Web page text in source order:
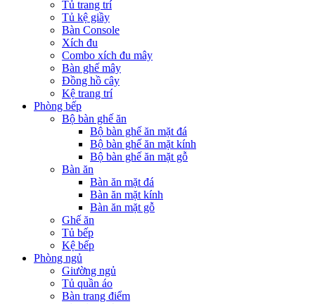
Tủ trang trí
Tủ kệ giầy
Bàn Console
Xích đu
Combo xích đu mây
Bàn ghế mây
Đồng hồ cây
Kệ trang trí
Phòng bếp
Bộ bàn ghế ăn
Bộ bàn ghế ăn mặt đá
Bộ bàn ghế ăn mặt kính
Bộ bàn ghế ăn mặt gỗ
Bàn ăn
Bàn ăn mặt đá
Bàn ăn mặt kính
Bàn ăn mặt gỗ
Ghế ăn
Tủ bếp
Kệ bếp
Phòng ngủ
Giường ngủ
Tủ quần áo
Bàn trang điểm